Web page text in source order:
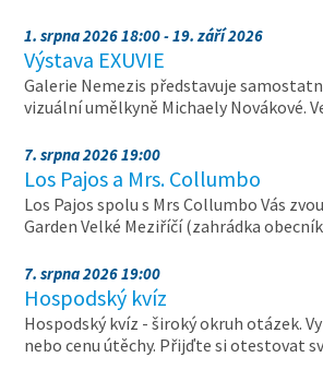
1. srpna 2026 18:00 - 19. září 2026
Výstava EXUVIE
Galerie Nemezis představuje
vizuální umělkyně Michaely Novákové.
7. srpna 2026 19:00
Los Pajos a Mrs. Collumbo
Los Pajos spolu s Mrs Collumbo Vás
Garden Velké Meziříčí (zahrádka
7. srpna 2026 19:00
Hospodský kvíz
Hospodský kvíz - široký okruh otázek.
nebo cenu útěchy. Přijďte si otestovat